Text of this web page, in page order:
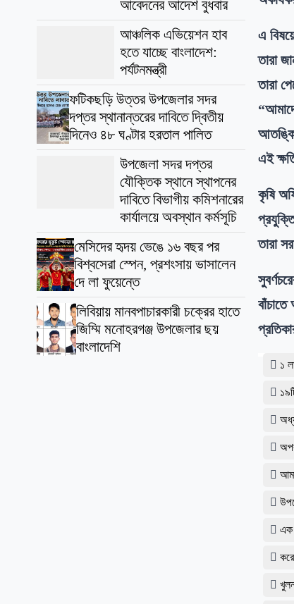
আবেদনের আদেশ বুধবার
আঞ্চলিক এভিয়েশন হাব
হতে যাচ্ছে বাংলাদেশ:
পর্যটনমন্ত্রী
ফটিকছড়ি উত্তর উপজেলার সদর
দপ্তর স্থানান্তরের দাবিতে দ্বিতীয়
দিনেও ৪৮ ঘণ্টার হরতাল পালিত
উপজেলা সদর দপ্তর
যৌক্তিক স্থানে স্থাপনের
দাবিতে বিভাগীয় কমিশনারের
কার্যালয়ে অবস্থান কর্মসূচি
মেসিদের হৃদয় ভেঙে ১৬ বছর পর
বিশ্বসেরা স্পেন, প্রশংসায় ভাসালেন
দে লা ফুয়েন্তে
লিবিয়ায় মানবপাচারকারী চক্রের হাতে
জিম্মি মনোহরগঞ্জ উপজেলার ছয়
বাংলাদেশি
এ
তারা
তারা
এই
​কৃষি
তারা
১
এক